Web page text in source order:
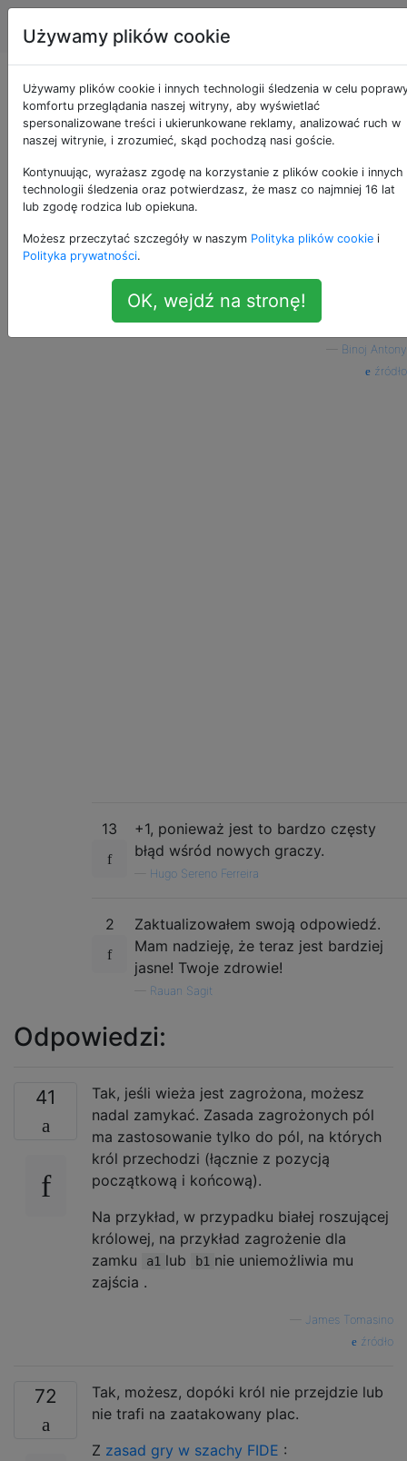
Szachy Tagi
Kiedy jest możliwy
castling?
68
Czy castling jest możliwy, jeśli którykolwiek
jest atakowany, czy jest to problem tylko
są atakowane, a nie te, które porusza wieża?
rules kings castling rooks
check
Binoj Antony
źródło
13
+1, ponieważ jest to bardzo częsty
błąd wśród nowych graczy.
Hugo Sereno Ferreira
2
Zaktualizowałem swoją odpowiedź.
Mam nadzieję, że teraz jest bardziej
jasne! Twoje zdrowie!
Rauan Sagit
Odpowiedzi:
41
Tak, jeśli wieża jest zagrożona, możesz
nadal zamykać. Zasada zagrożonych pól
ma zastosowanie tylko do pól, na których
król przechodzi (łącznie z pozycją
początkową i końcową).
Na przykład, w przypadku białej roszującej
królowej, na przykład zagrożenie dla
zamku
a1 lub b1 nie uniemożliwia mu
zajścia .
James Tomasino
źródło
72
Tak, możesz, dopóki król nie przejdzie lub
nie trafi na zaatakowany plac.
Z zasad gry w szachy FIDE :
Używamy plików cookie
Używamy plików cookie i innych technologii śledzenia w celu
komfortu przeglądania naszej witryny, aby wyświetlać
spersonalizowane treści i ukierunkowane reklamy, analizować ruch w
naszej witrynie, i zrozumieć, skąd pochodzą nasi goście.
Kontynuując, wyrażasz zgodę na korzystanie z plików cookie i innych
technologii śledzenia oraz potwierdzasz, że masz co najmniej 16 lat
lub zgodę rodzica lub opiekuna.
Możesz przeczytać szczegóły w naszym Polityka plików cookie i
Polityka prywatności.
OK, wejdź na stronę!